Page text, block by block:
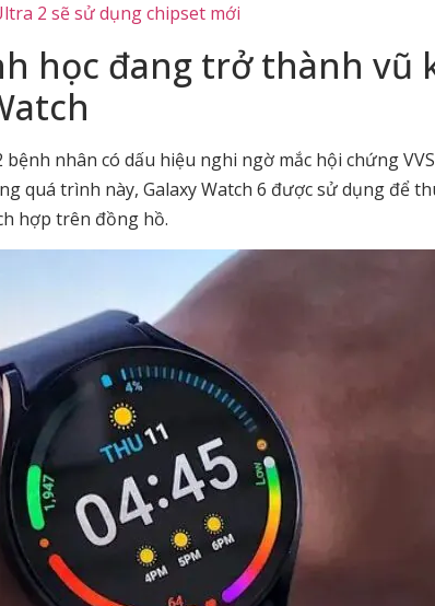
2 sẽ sử dụng chipset mới
học đang trở thành vũ
nhân có dấu hiệu nghi ngờ mắc hội chứng
quá trình này, Galaxy Watch 6 được sử dụng để
hợp trên đồng hồ.